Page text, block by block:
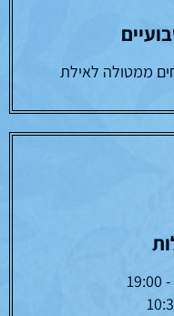
ממטולה לאילת